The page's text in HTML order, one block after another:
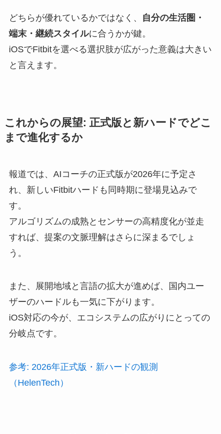
どちらが優れているかではなく、
自分の生活圏・
端末・継続スタイルに合うかが鍵。
iOSでFitbitを選べる選択肢が広がった意義は大きい
と言えます。
これからの展望: 正式版と新ハードでどこ
まで進化するか
報道では、AIコーチの正式版が2026年に予定さ
れ、新しいFitbitハードも同時期に登場見込みで
す。
アルゴリズムの成熟とセンサーの高精度化が並走
すれば、提案の文脈理解はさらに深まるでしょ
う。
また、展開地域と言語の拡大が進めば、国内ユー
ザーのハードルも一気に下がります。
iOS対応の今が、エコシステムの広がりにとっての
分岐点です。
参考: 2026年正式版・新ハードの観測
（HelenTech）